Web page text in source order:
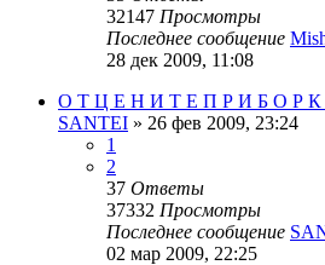
32147 Просмотры
Последнее сообщение
28 дек 2009, 11:08
О Т Ц Е Н И Т Е П Р И Б О Р К
SANTEI » 26 фев 2009, 23:24
1
2
37 Ответы
37332 Просмотры
Последнее сообщение
02 мар 2009, 22:25